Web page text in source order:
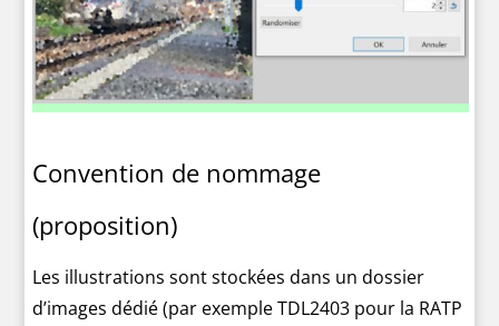
Convention de nommage
(proposition)
Les illustrations sont stockées dans un dossier
d’images dédié (par exemple TDL2403 pour la RATP